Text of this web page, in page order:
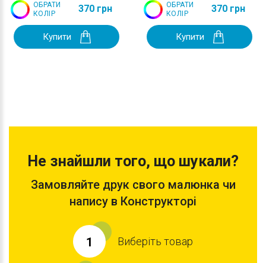
ОБРАТИ
КОЛІР
370 грн
Купити
ОБРАТИ
КОЛІР
370 грн
Купити
Не знайшли того, що шукали?
Замовляйте друк свого малюнка чи
напису в Конструкторі
1 Виберіть товар